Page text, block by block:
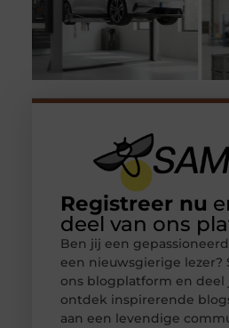
Registreer nu
deel van ons
Ben jij een
een nieuwsgierige lezer?
ons blogplatform en deel
ontdek inspirerende
aan een levendige